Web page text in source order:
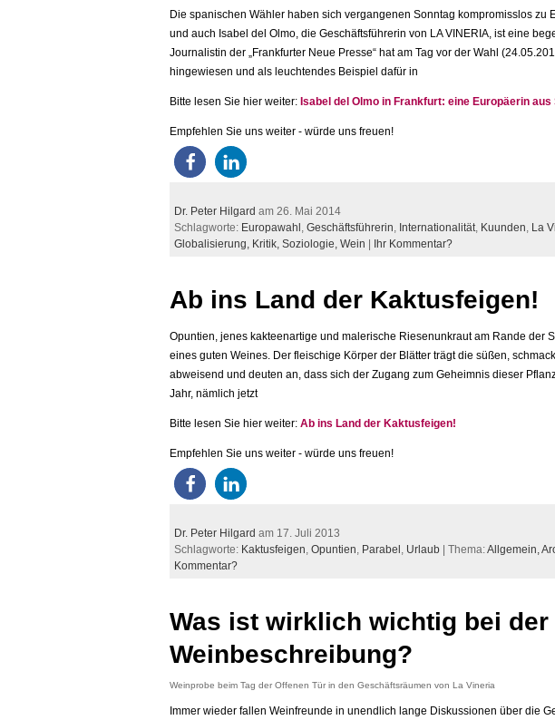
Die spanischen Wähler haben sich vergangenen Sonntag kompromisslos zu
und auch Isabel del Olmo, die Geschäftsführerin von LA VINERIA, ist eine
Journalistin der „Frankfurter Neue Presse“ hat am Tag vor der Wahl
hingewiesen und als leuchtendes Beispiel dafür in
Bitte lesen Sie hier weiter: Isabel del Olmo in Frankfurt: eine Europäerin aus
Empfehlen Sie uns weiter - würde uns freuen!
Dr. Peter Hilgard am 26. Mai 2014
Schlagworte: Europawahl Geschäftsführerin Internationalität Kuunden La
Globalisierung, Kritik, Soziologie, Wein | Ihr Kommentar?
Ab ins Land der Kaktusfeigen!
Opuntien, jenes kakteenartige und malerische Riesenunkraut am Rande der
eines guten Weines. Der fleischige Körper der Blätter trägt die süßen,
abweisend und deuten an, dass sich der Zugang zum Geheimnis dieser
Jahr, nämlich jetzt
Bitte lesen Sie hier weiter: Ab ins Land der Kaktusfeigen!
Empfehlen Sie uns weiter - würde uns freuen!
Dr. Peter Hilgard am 17. Juli 2013
Schlagworte: Kaktusfeigen Opuntien Parabel Urlaub | Thema:Allgemein,
Kommentar?
Was ist wirklich wichtig bei der
Weinbeschreibung?
Weinprobe beim Tag der Offenen Tür in den Geschäftsräumen von La Vineria
Immer wieder fallen Weinfreunde in unendlich lange Diskussionen über die